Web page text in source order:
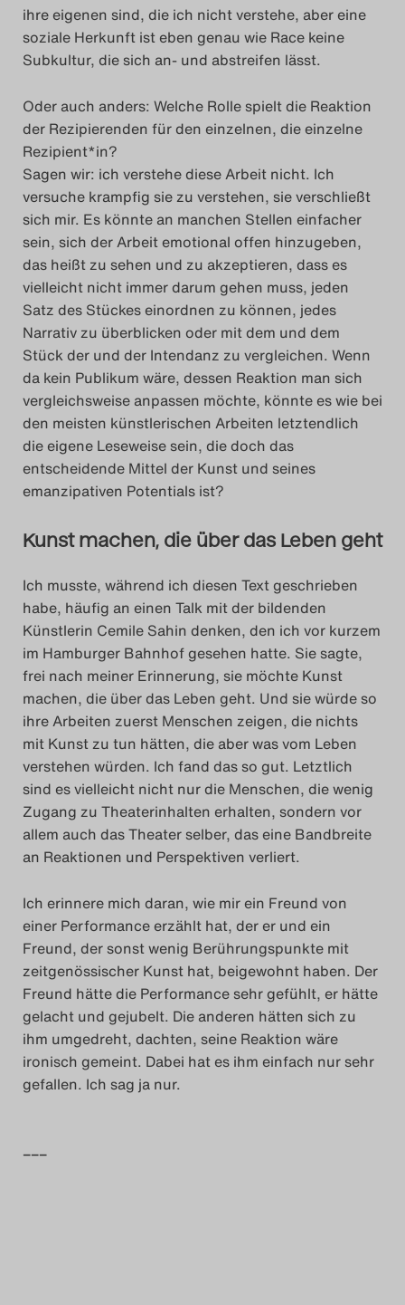
ihre eigenen sind, die ich nicht verstehe, aber eine
soziale Herkunft ist eben genau wie Race keine
Subkultur, die sich an- und abstreifen lässt.
Oder auch anders: Welche Rolle spielt die Reaktion
der Rezipierenden für den einzelnen, die einzelne
Rezipient*in?
Sagen wir: ich verstehe diese Arbeit nicht. Ich
versuche krampfig sie zu verstehen, sie verschließt
sich mir. Es könnte an manchen Stellen einfacher
sein, sich der Arbeit emotional offen hinzugeben,
das heißt zu sehen und zu akzeptieren, dass es
vielleicht nicht immer darum gehen muss, jeden
Satz des Stückes einordnen zu können, jedes
Narrativ zu überblicken oder mit dem und dem
Stück der und der Intendanz zu vergleichen. Wenn
da kein Publikum wäre, dessen Reaktion man sich
vergleichsweise anpassen möchte, könnte es wie bei
den meisten künstlerischen Arbeiten letztendlich
die eigene Leseweise sein, die doch das
entscheidende Mittel der Kunst und seines
emanzipativen Potentials ist?
Kunst machen, die über das Leben geht
Ich musste, während ich diesen Text geschrieben
habe, häufig an einen Talk mit der bildenden
Künstlerin Cemile Sahin denken, den ich vor kurzem
im Hamburger Bahnhof gesehen hatte. Sie sagte,
frei nach meiner Erinnerung, sie möchte Kunst
machen, die über das Leben geht. Und sie würde so
ihre Arbeiten zuerst Menschen zeigen, die nichts
mit Kunst zu tun hätten, die aber was vom Leben
verstehen würden. Ich fand das so gut. Letztlich
sind es vielleicht nicht nur die Menschen, die wenig
Zugang zu Theaterinhalten erhalten, sondern vor
allem auch das Theater selber, das eine Bandbreite
an Reaktionen und Perspektiven verliert.
Ich erinnere mich daran, wie mir ein Freund von
einer Performance erzählt hat, der er und ein
Freund, der sonst wenig Berührungspunkte mit
zeitgenössischer Kunst hat, beigewohnt haben. Der
Freund hätte die Performance sehr gefühlt, er hätte
gelacht und gejubelt. Die anderen hätten sich zu
ihm umgedreht, dachten, seine Reaktion wäre
ironisch gemeint. Dabei hat es ihm einfach nur sehr
gefallen. Ich sag ja nur.
–––